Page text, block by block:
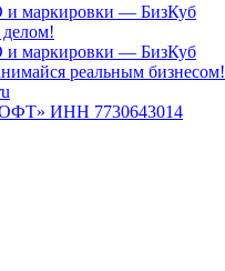
и маркировки — БизКуб
и маркировки — БизКуб
реальным бизнесом!
ИНН 7730643014